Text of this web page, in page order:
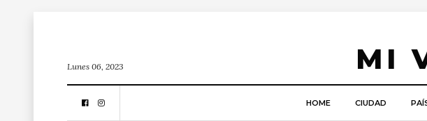
MI
Lunes 06, 2023
HOME CIUDAD